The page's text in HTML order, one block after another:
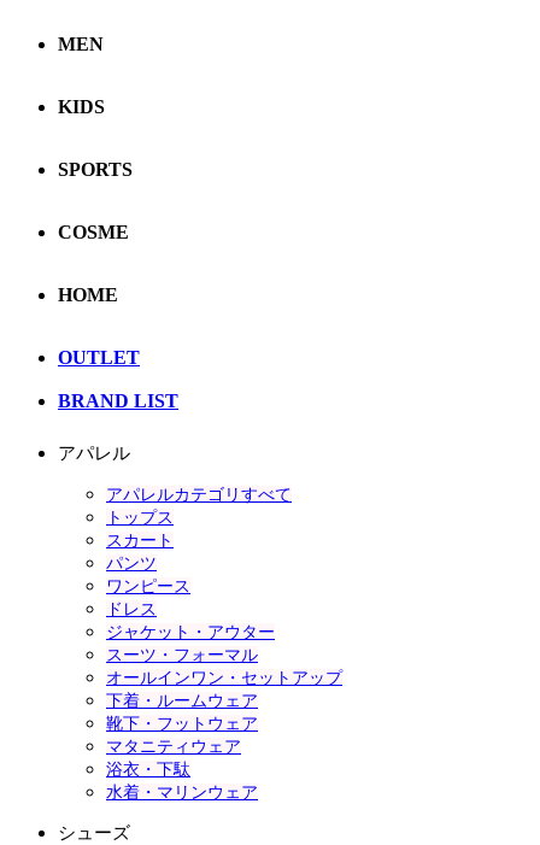
MEN
KIDS
SPORTS
COSME
HOME
OUTLET
BRAND LIST
アパレル
アパレルカテゴリすべて
トップス
スカート
パンツ
ワンピース
ドレス
ジャケット・アウター
スーツ・フォーマル
オールインワン・セットアップ
下着・ルームウェア
靴下・フットウェア
マタニティウェア
浴衣・下駄
水着・マリンウェア
シューズ